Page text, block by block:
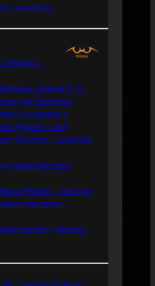
w rodzinie
Patterns –
i Robina P. K.
jak lód bonus
związane z
(Polska i USA)
Clayface – recenzja,
skarb Berniego
(Pełnia) – recenzja
Memento –
premiery „Batman
60. z okazji 60-lecia